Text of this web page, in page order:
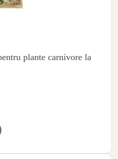
plante carnivore la